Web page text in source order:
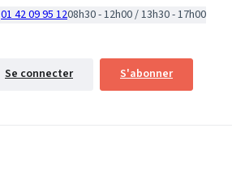
01 42 09 95 1208h30 - 12h00 / 13h30 - 17h00
Se connecter S'abonner